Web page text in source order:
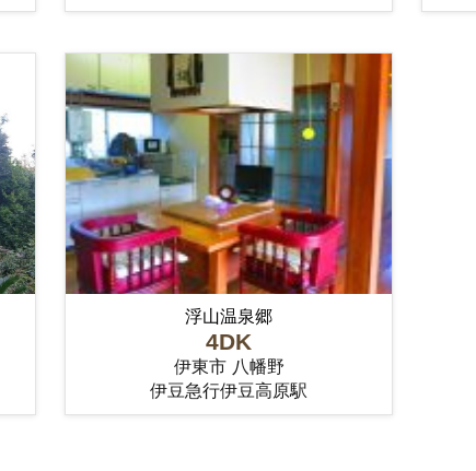
浮山温泉郷
4DK
伊東市 八幡野
伊豆急行伊豆高原駅